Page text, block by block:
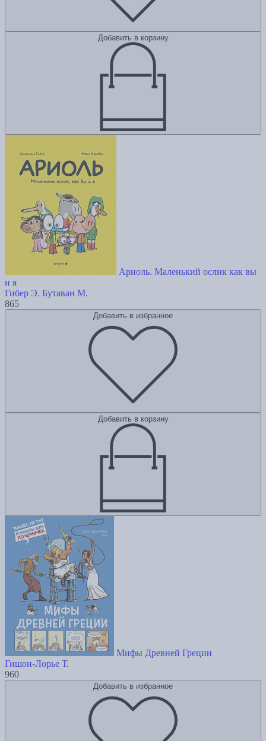
Добавить в корзину
Ариоль. Маленький ослик как вы
и я
Гибер Э. Бутаван М.
865
Добавить в избранное
Добавить в корзину
Мифы Древней Греции
Гишон-Лорье Т.
960
Добавить в избранное